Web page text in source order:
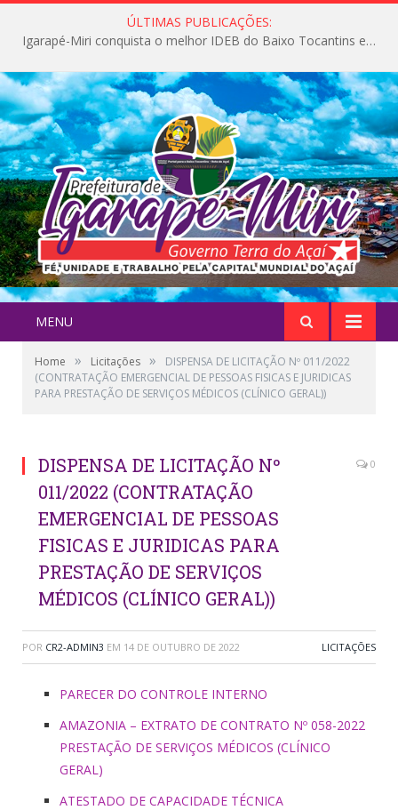
ÚLTIMAS PUBLICAÇÕES:
Igarapé-Miri conquista o melhor IDEB do Baixo Tocantins e avança na qualidade da educação pública
MENU
Home » Licitações »
DISPENSA DE LICITAÇÃO Nº 011/2022
(CONTRATAÇÃO EMERGENCIAL DE PESSOAS FISICAS E JURIDICAS
PARA PRESTAÇÃO DE SERVIÇOS MÉDICOS (CLÍNICO GERAL))
DISPENSA DE LICITAÇÃO Nº
011/2022 (CONTRATAÇÃO
EMERGENCIAL DE PESSOAS
FISICAS E JURIDICAS PARA
PRESTAÇÃO DE SERVIÇOS
MÉDICOS (CLÍNICO GERAL))
0
POR CR2-ADMIN3 EM 14 DE OUTUBRO DE 2022 LICITAÇÕES
PARECER DO CONTROLE INTERNO
AMAZONIA – EXTRATO DE CONTRATO Nº 058-2022
PRESTAÇÃO DE SERVIÇOS MÉDICOS (CLÍNICO
GERAL)
ATESTADO DE CAPACIDADE TÉCNICA